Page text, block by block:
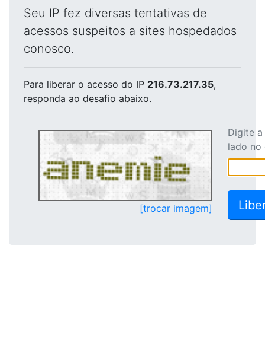
Seu IP fez diversas tentativas de
acessos suspeitos a sites hospedados
conosco.
Para liberar o acesso do IP 216.73.217.35,
responda ao desafio abaixo.
[trocar imagem]
Digite
lado no